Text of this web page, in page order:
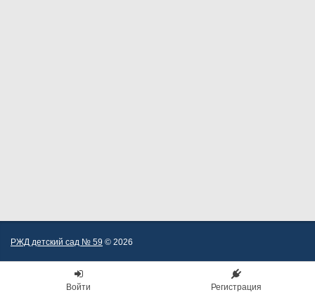
РЖД детский сад № 59 © 2026
Войти Регистрация